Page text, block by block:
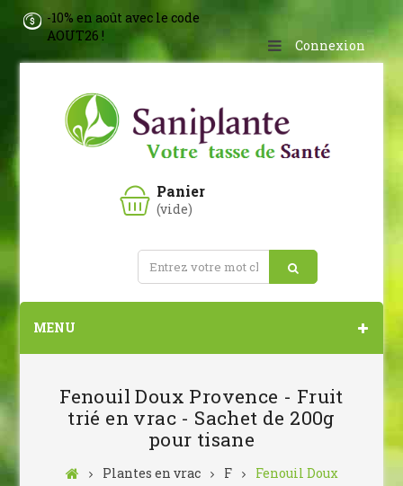
Connexion
-10% en août avec le code
AOUT26 !
Panier
(vide)
MENU
Fenouil Doux Provence - Fruit
trié en vrac - Sachet de 200g
pour tisane
Plantes en vrac F
Fenouil Doux